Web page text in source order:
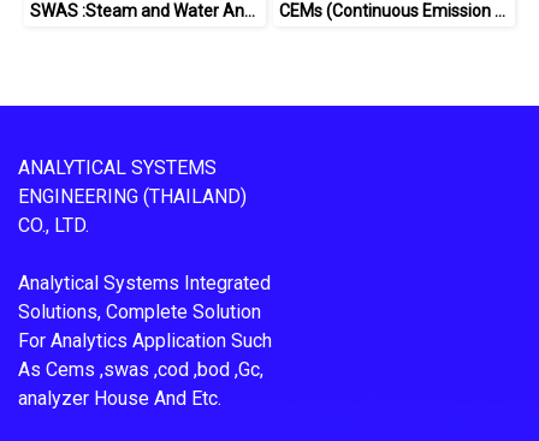
SWAS :Steam and Water Analysis System CEMs (Continuous Emission Monitoring Systems)
ANALYTICAL SYSTEMS
ENGINEERING (THAILAND)
CO., LTD.
Analytical Systems Integrated
Solutions, Complete Solution
For Analytics Application Such
As Cems ,swas ,cod ,bod ,Gc,
analyzer House And Etc.